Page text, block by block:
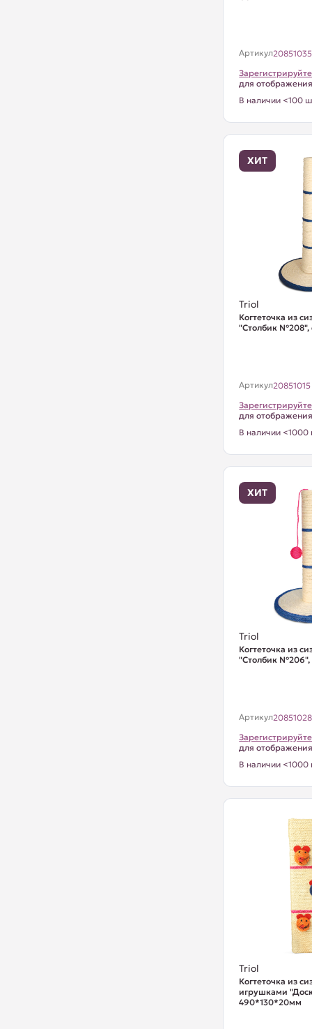
Артикул20851035
для
В наличии <100
ХИТ
Triol
Когтеточка из
"Столбик
Артикул20851015
для
В наличии <1000
ХИТ
Triol
Когтеточка из
"Столбик
Артикул20851028
для
В наличии <1000
Triol
Когтеточка из
игрушками
490*130*20мм